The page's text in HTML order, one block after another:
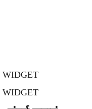
WIDGET
WIDGET